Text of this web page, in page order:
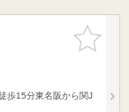
お気に入
りに追加
歩15分東名阪から関J